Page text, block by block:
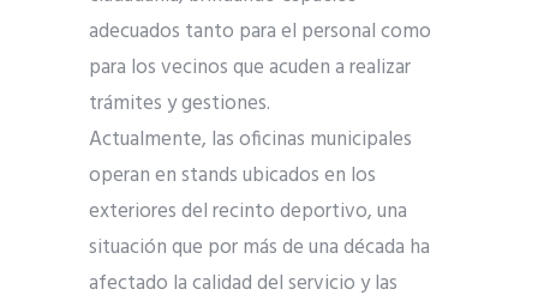
adecuados tanto para el personal como
para los vecinos que acuden a realizar
trámites y gestiones.
Actualmente, las oficinas municipales
operan en stands ubicados en los
exteriores del recinto deportivo, una
situación que por más de una década ha
afectado la calidad del servicio y las